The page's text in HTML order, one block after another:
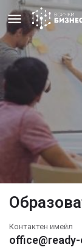
Контактен имейл
office@ready-